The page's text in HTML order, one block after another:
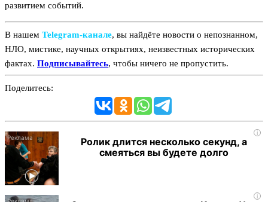
развитием событий.
В нашем Telegram‑канале, вы найдёте новости о непознанном,
НЛО, мистике, научных открытиях, неизвестных исторических
фактах. Подписывайтесь, чтобы ничего не пропустить.
Поделитесь:
i
Ролик длится несколько секунд, а
смеяться вы будете долго
i